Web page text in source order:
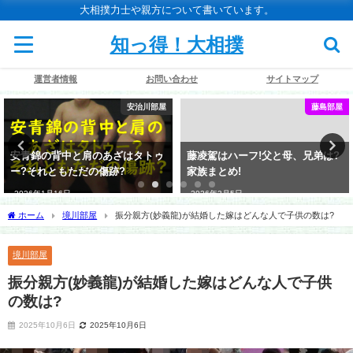
大相撲力士や親方について書いています。
知っ得！大相撲
運営者情報 お問い合わせ サイトマップ
安治川部屋
安青錦の背中と肩のあざはタトゥ
ー?それともただの傷跡?
2026年1月16日
藤島部屋
藤凌駕はハーフ!父と母、兄弟は?
家族まとめ!
2026年3月5日
ホーム 境川部屋 振分親方(妙義龍)が結婚した嫁はどんな人で子供の数は?
境川部屋
振分親方(妙義龍)が結婚した嫁はどんな人で子供
の数は?
2025年10月6日 2025年10月6日